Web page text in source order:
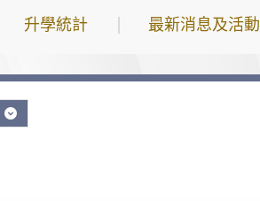
升學統計 最新消息及活動